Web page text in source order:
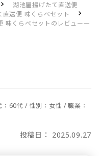
湖池屋揚げたて直送便
送便 味くらべセット
味くらべセットのレビュー一
60代 / 性別：女性 / 職業：
投稿日： 2025.09.27